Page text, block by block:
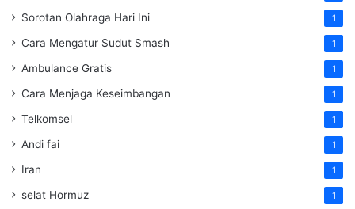
Sorotan Olahraga Hari Ini 1
Cara Mengatur Sudut Smash 1
Ambulance Gratis 1
Cara Menjaga Keseimbangan 1
Telkomsel 1
Andi fai 1
Iran 1
selat Hormuz 1